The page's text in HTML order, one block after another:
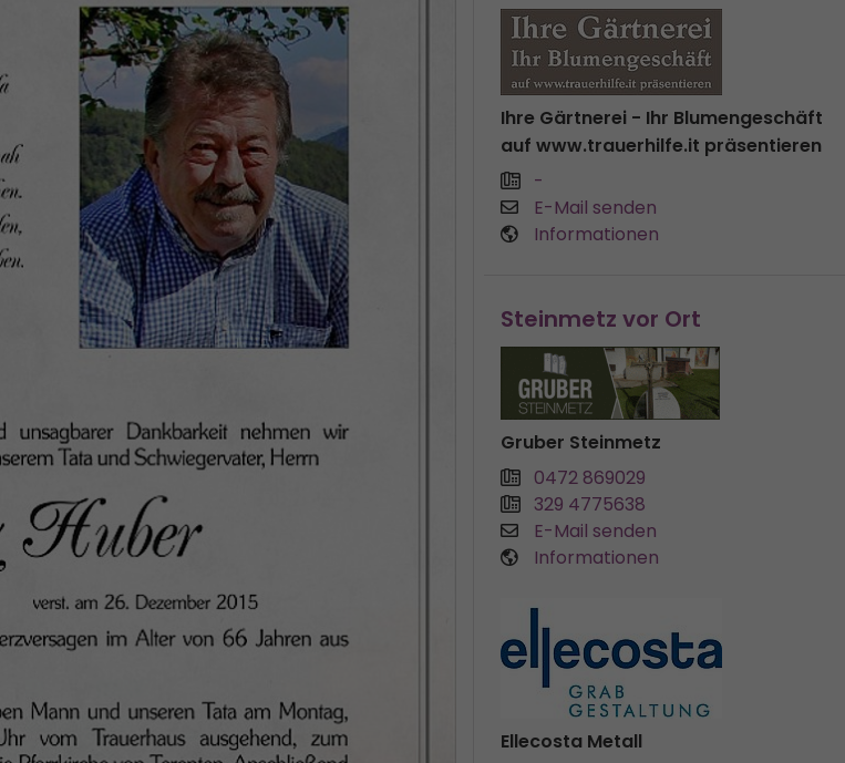
Ihre Gärtnerei - Ihr Blumengeschäft
auf www.trauerhilfe.it präsentieren
-
E-Mail senden
Informationen
Steinmetz vor Ort
Gruber Steinmetz
0472 869029
329 4775638
E-Mail senden
Informationen
Ellecosta Metall